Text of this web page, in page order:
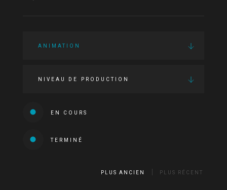
ANIMATION
NIVEAU DE PRODUCTION
EN COURS
TERMINÉ
PLUS ANCIEN PLUS RÉCENT